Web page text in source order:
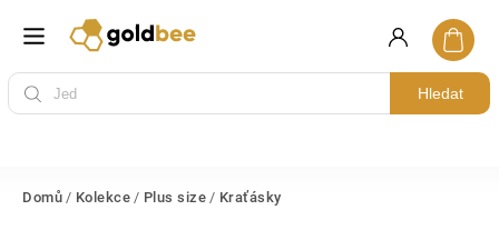
Hledat
Domů / Kolekce / Plus size / Kraťásky